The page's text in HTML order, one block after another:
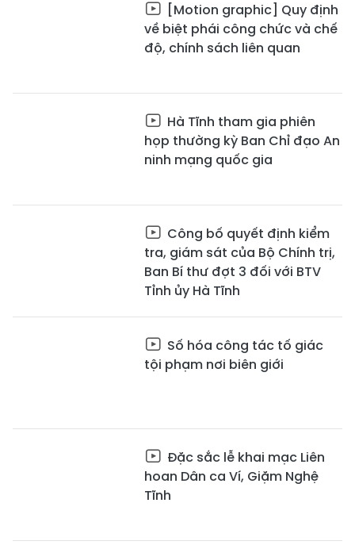
[Motion graphic] Quy định
về biệt phái công chức và chế
độ, chính sách liên quan
Hà Tĩnh tham gia phiên
họp thường kỳ Ban Chỉ đạo An
ninh mạng quốc gia
Công bố quyết định kiểm
tra, giám sát của Bộ Chính trị,
Ban Bí thư đợt 3 đối với BTV
Tỉnh ủy Hà Tĩnh
Số hóa công tác tố giác
tội phạm nơi biên giới
Đặc sắc lễ khai mạc Liên
hoan Dân ca Ví, Giặm Nghệ
Tĩnh